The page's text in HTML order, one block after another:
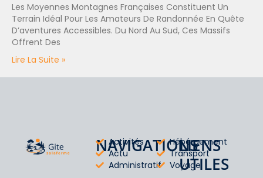
Les Moyennes Montagnes Françaises Constituent Un
Terrain Idéal Pour Les Amateurs De Randonnée En Quête
D’aventures Accessibles. Du Nord Au Sud, Ces Massifs
Offrent Des
Lire La Suite »
NAVIGATIONS
Activités
Actu
Administratif
Hébérgement
Transport
Voyage
LIENS
UTILES